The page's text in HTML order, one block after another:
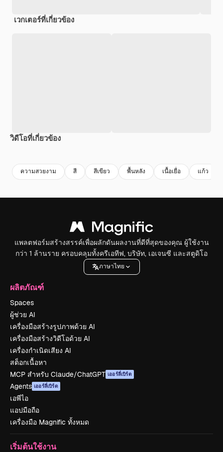
เวกเตอร์ที่เกี่ยวข้อง
วิดีโอที่เกี่ยวข้อง
ความสวยงาม สี สีเขียว พื้นหลัง เนื้อเยื่อ แก้ว
แพลตฟอร์มสร้างสรรค์เพื่อผลักดันผลงานที่ดีที่สุดของคุณ ผู้ใช้งาน
กว่า 1 ล้านราย ครอบคลุมทั้งครีเอทีฟ, บริษัท, เอเจนซี และสตูดิโอ
ภาษาไทย
ผลิตภัณฑ์
Spaces
ผู้ช่วย AI
เครื่องมือสร้างรูปภาพด้วย AI
เครื่องมือสร้างวิดีโอด้วย AI
เครื่องกำเนิดเสียง AI
สต็อกเนื้อหา
MCP สำหรับ Claude/ChatGPT เออร์ลี่เบิร์ด
Agents เออร์ลี่เบิร์ด
เอพีไอ
แอปมือถือ
เครื่องมือ Magnific ทั้งหมด
เริ่มต้นใช้งาน